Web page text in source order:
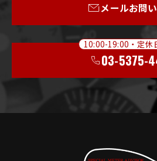
メールお問
10:00-19:00・定休
03-5375-